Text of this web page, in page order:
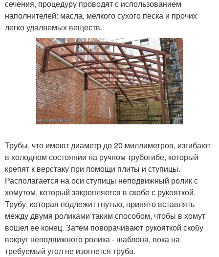
сечения, процедуру проводят с использованием
наполнителей: масла, мелкого сухого песка и прочих
легко удаляемых веществ.
Трубы, что имеют диаметр до 20 миллиметров, изгибают
в холодном состоянии на ручном трубогибе, который
крепят к верстаку при помощи плиты и ступицы.
Располагается на оси ступицы неподвижный ролик с
хомутом, который закрепляется в скобе с рукояткой.
Трубу, которая подлежит гнутью, принято вставлять
между двумя роликами таким способом, чтобы в хомут
вошел ее конец. Затем поворачивают рукояткой скобу
вокруг неподвижного ролика - шаблона, пока на
требуемый угол не изогнется труба.